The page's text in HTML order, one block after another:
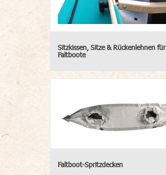
Sitzkissen, Sitze & Rückenlehnen für
Faltboote
Faltboot-Spritzdecken